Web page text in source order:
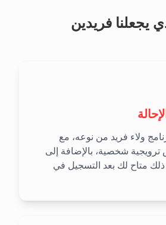
يجعلنا فريدين
ولاء فريد من نوعه، مع
شخصية، بالإضافة إلى
ذلك متاح لك بعد التسجيل في